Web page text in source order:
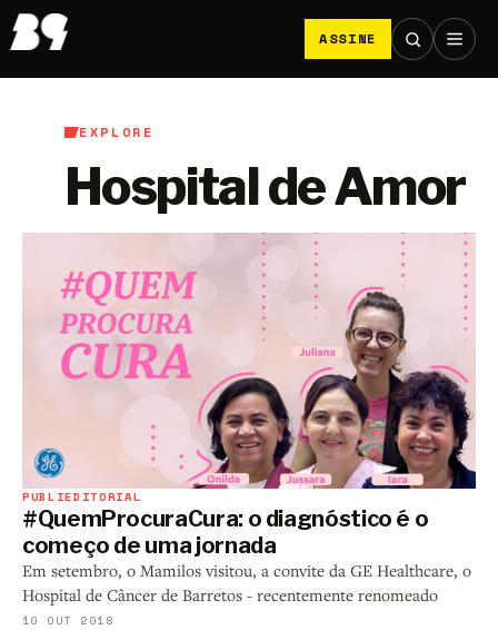
ASSINE
EXPLORE
Hospital de Amor
PUBLIEDITORIAL
#QuemProcuraCura: o diagnóstico é o
começo de uma jornada
Em setembro, o Mamilos visitou, a convite da GE Healthcare, o
Hospital de Câncer de Barretos - recentemente renomeado
10 OUT 2018